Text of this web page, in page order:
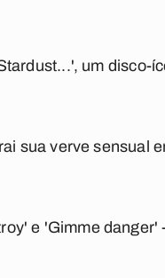
um disco-
sua verve sensual
e 'Gimme danger'